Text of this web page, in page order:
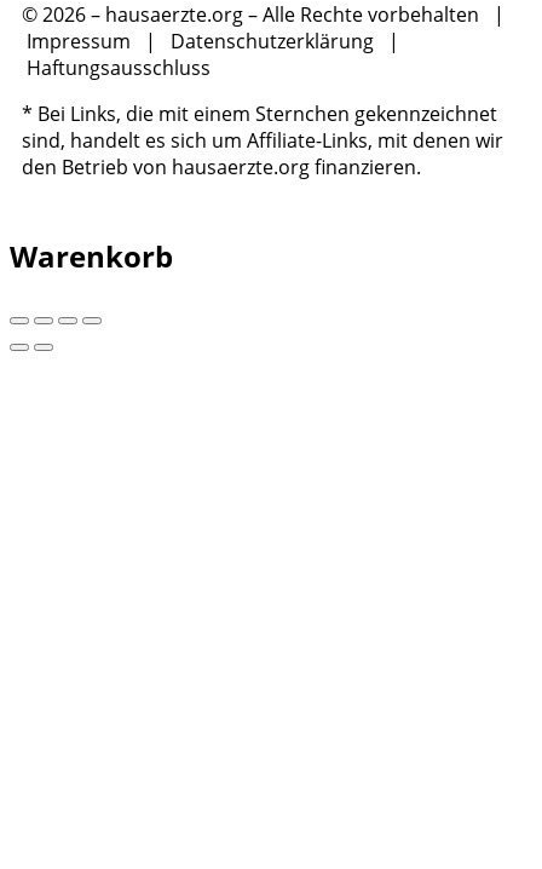
© 2026 – hausaerzte.org – Alle Rechte vorbehalten |
Impressum | Datenschutzerklärung |
Haftungsausschluss
* Bei Links, die mit einem Sternchen gekennzeichnet
sind, handelt es sich um Affiliate-Links, mit denen wir
den Betrieb von hausaerzte.org finanzieren.
Warenkorb